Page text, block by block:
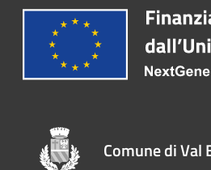
Comune di Val